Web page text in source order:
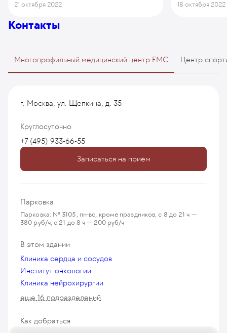
21 октября 2022 18 октября 2022
Контакты
Многопрофильный медицинский центр EMC Центр
г. Москва, ул. Щепкина, д. 35
Круглосуточно
+7 (495) 933-66-55
Записаться на приём
Парковка
Парковка: № 3105, пн-вс, кроме праздников, с 8 до 21 ч —
380 руб/ч, с 21 до 8 ч — 200 руб/ч
В этом здании
Клиника сердца и сосудов
Институт онкологии
Клиника нейрохирургии
еще 16 подразделений
Как добраться